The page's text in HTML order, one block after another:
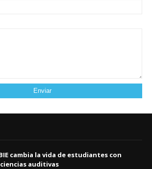
cambia la vida de estudiantes con
auditivas